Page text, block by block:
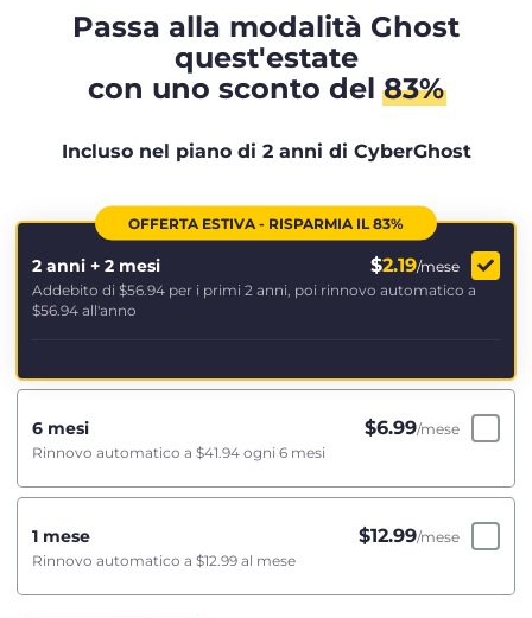
Passa alla modalità Ghost
quest'estate
con uno sconto del83%
Incluso nel piano di 2 anni di CyberGhost
OFFERTA ESTIVA - RISPARMIA IL 83%
2 anni + 2 mesi $2.19/mese
Addebito di $56.94 per i primi 2 anni, poi rinnovo automatico a
$56.94 all'anno
6 mesi $6.99/mese
Rinnovo automatico a $41.94 ogni 6 mesi
1 mese $12.99/mese
Rinnovo automatico a $12.99 al mese